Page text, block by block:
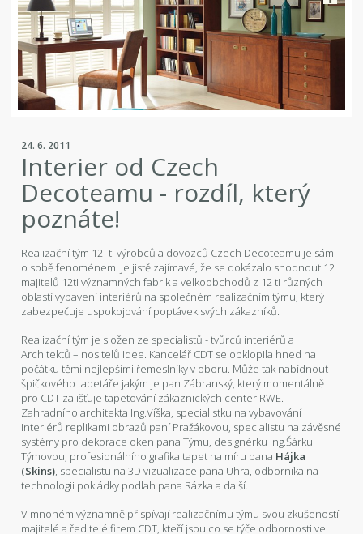
24. 6. 2011
Interier od Czech
Decoteamu - rozdíl, který
poznáte!
Realizační tým 12- ti výrobců a dovozců Czech Decoteamu je sám
o sobě fenoménem. Je jistě zajímavé, že se dokázalo shodnout 12
majitelů 12ti významných fabrik a velkoobchodů z 12 ti různých
oblastí vybavení interiérů na společném realizačním týmu, který
zabezpečuje uspokojování poptávek svých zákazníků.
Realizační tým je složen ze specialistů - tvůrců interiérů a
Architektů – nositelů idee. Kancelář CDT se obklopila hned na
počátku těmi nejlepšími řemeslníky v oboru. Může tak nabídnout
špičkového tapetáře jakým je pan Zábranský, který momentálně
pro CDT zajišťuje tapetování zákaznických center RWE.
Zahradního architekta Ing.Víška, specialistku na vybavování
interiérů replikami obrazů paní Pražákovou, specialistu na závěsné
systémy pro dekorace oken pana Týmu, designérku Ing.Šárku
Týmovou, profesionálního grafika tapet na míru pana Hájka
(Skins), specialistu na 3D vizualizace pana Uhra, odborníka na
technologii pokládky podlah pana Rázka a další.
V mnohém významně přispívají realizačnímu týmu svou zkušeností
majitelé a ředitelé firem CDT, kteří jsou co se týče odbornosti ve